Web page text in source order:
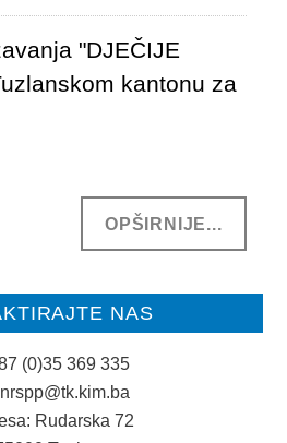
"DJEČIJE
kantonu za
OPŠIRNIJE...
NAS
(0)35 369 335
Rudarska 72